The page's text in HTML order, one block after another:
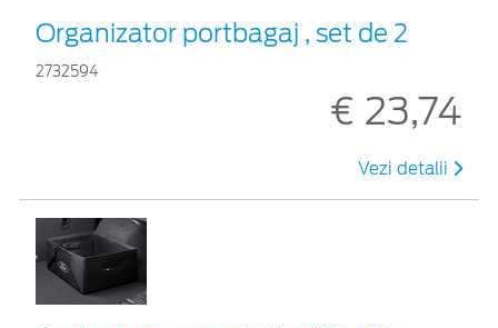
Organizator portbagaj , set de 2
2732594
€ 23,74
Vezi detalii